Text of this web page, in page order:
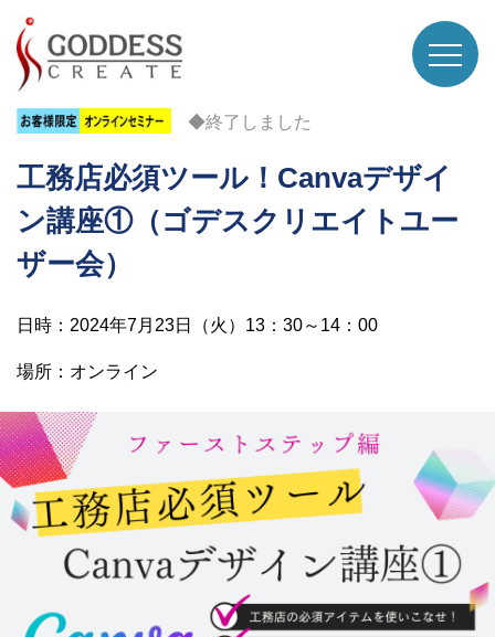
◆終了しました
工務店必須ツール！Canvaデザイ
ン講座①（ゴデスクリエイトユー
ザー会）
日時：2024年7月23日（火）13：30～14：00
場所：オンライン